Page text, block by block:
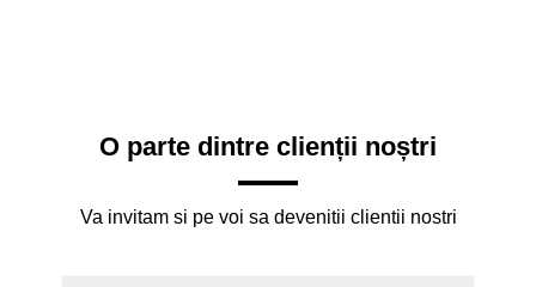
O parte dintre clienții noștri
Va invitam si pe voi sa devenitii clientii nostri